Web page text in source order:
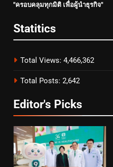
"ครอบคลุมทุกมิติ เพื่อผู้นำธุรกิจ"
Statitics
Total Views: 4,466,362
Total Posts: 2,642
Editor's Picks